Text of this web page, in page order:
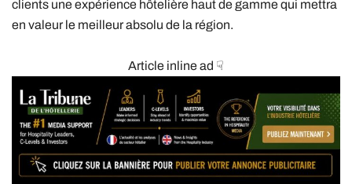
clients une expérience hôtelière haut de gamme qui mettra
en valeur le meilleur absolu de la région.
Article inline ad ☟